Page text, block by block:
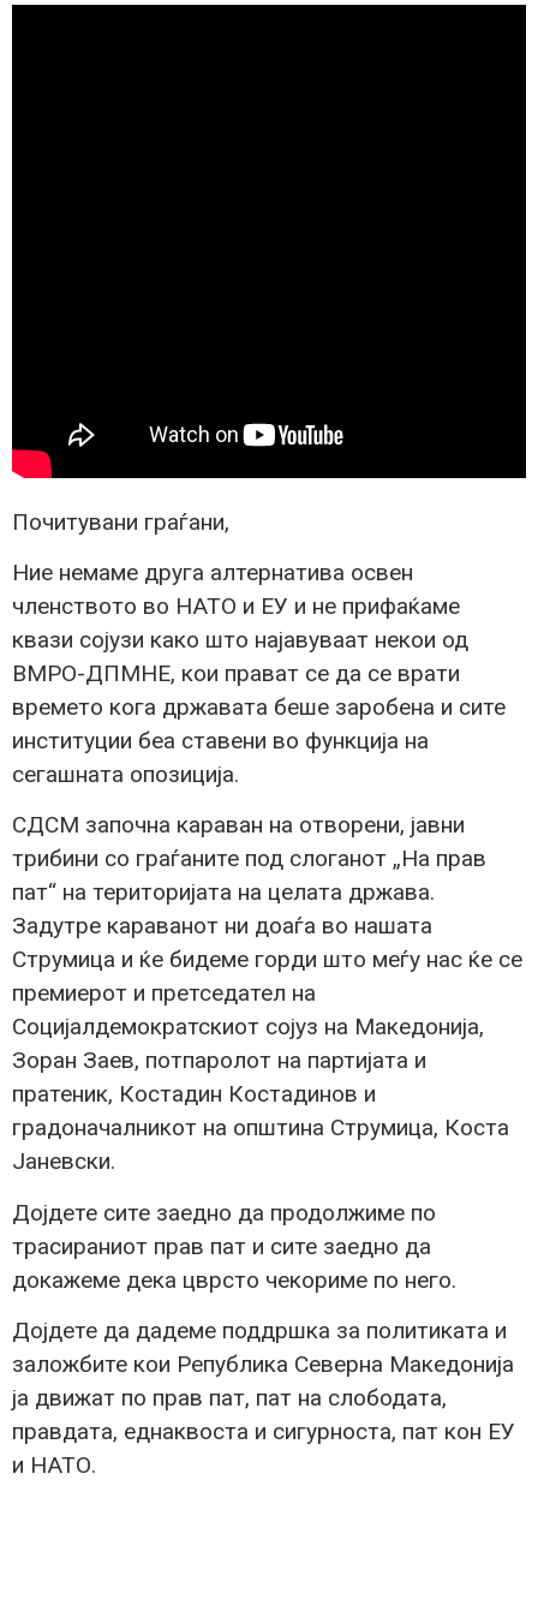
Почитувани граѓани,
Ние немаме друга алтернатива освен
членството во НАТО и ЕУ и не прифаќаме
квази сојузи како што најавуваат некои од
ВМРО-ДПМНЕ, кои прават се да се врати
времето кога државата беше заробена и сите
институции беа ставени во функција на
сегашната опозиција.
СДСМ започна караван на отворени, јавни
трибини со граѓаните под слоганот „На прав
пат“ на територијата на целата држава.
Задутре караванот ни доаѓа во нашата
Струмица и ќе бидеме горди што меѓу нас ќе се
премиерот и претседател на
Социјалдемократскиот сојуз на Македонија,
Зоран Заев, потпаролот на партијата и
пратеник, Костадин Костадинов и
градоначалникот на општина Струмица, Коста
Јаневски.
Дојдете сите заедно да продолжиме по
трасираниот прав пат и сите заедно да
докажеме дека цврсто чекориме по него.
Дојдете да дадеме поддршка за политиката и
заложбите кои Република Северна Македонија
ја движат по прав пат, пат на слободата,
правдата, еднаквоста и сигурноста, пат кон ЕУ
и НАТО.